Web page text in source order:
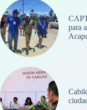
para